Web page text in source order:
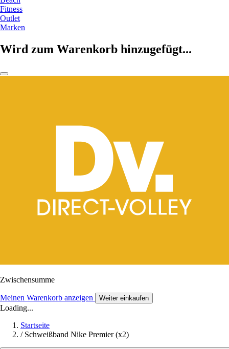
Fitness
Outlet
Marken
Wird zum Warenkorb hinzugefügt...
Zwischensumme
Meinen Warenkorb anzeigen Weiter einkaufen
Loading...
Startseite
/ Schweißband Nike Premier (x2)